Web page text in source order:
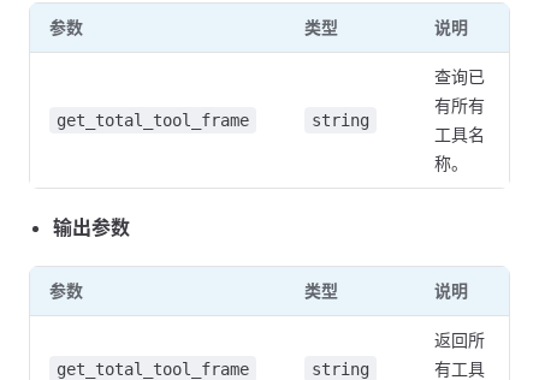
参数 类型 说明
get_total_tool_frame string
查询已
有所有
工具名
称。
输出参数
参数 类型 说明
get_total_tool_frame string
返回所
有工具